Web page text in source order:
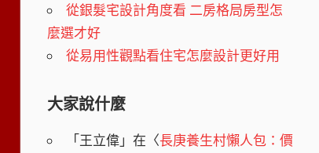
從銀髮宅設計角度看 二房格局房型怎
麼選才好
從易用性觀點看住宅怎麼設計更好用
大家說什麼
「王立偉」在〈長庚養生村懶人包：價